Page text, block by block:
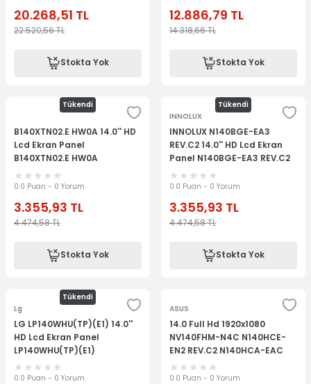
20.268,51 TL
22.520,56TL
Stokta Yok
12.886,79 TL
14.318,66TL
Stokta Yok
Tükendi
B140XTN02.E HW0A 14.0'' HD
Lcd Ekran Panel
B140XTN02.E HW0A
0.0 Puan - 0 Yorum
3.355,93 TL
4.474,58TL
Stokta Yok
Tükendi
INNOLUX
INNOLUX N140BGE-EA3
REV.C2 14.0'' HD Lcd Ekran
Panel N140BGE-EA3 REV.C2
0.0 Puan - 0 Yorum
3.355,93 TL
4.474,58TL
Stokta Yok
Tükendi
Lg
LG LP140WHU(TP)(E1) 14.0''
HD Lcd Ekran Panel
LP140WHU(TP)(E1)
0.0 Puan - 0 Yorum
ASUS
14.0 Full Hd 1920x1080
NV140FHM-N4C N140HCE-
EN2 REV.C2 N140HCA-EAC
REV.C4, 5D10M42879
5D10M42880 Orijinal Lcd
0.0 Puan - 0 Yorum